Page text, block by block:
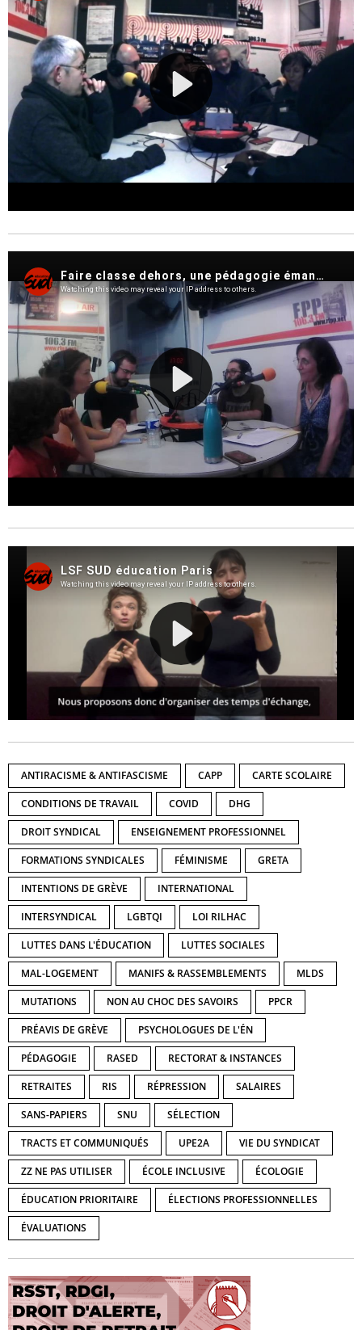
ANTIRACISME & ANTIFASCISME CAPP CARTE SCOLAIRE
CONDITIONS DE TRAVAIL COVID DHG
DROIT SYNDICAL ENSEIGNEMENT PROFESSIONNEL
FORMATIONS SYNDICALES FÉMINISME GRETA
INTENTIONS DE GRÈVE INTERNATIONAL
INTERSYNDICAL LGBTQI LOI RILHAC
LUTTES DANS L'ÉDUCATION LUTTES SOCIALES
MAL-LOGEMENT MANIFS & RASSEMBLEMENTS MLDS
MUTATIONS NON AU CHOC DES SAVOIRS PPCR
PRÉAVIS DE GRÈVE PSYCHOLOGUES DE L'ÉN
PÉDAGOGIE RASED RECTORAT & INSTANCES
RETRAITES RIS RÉPRESSION SALAIRES
SANS-PAPIERS SNU SÉLECTION
TRACTS ET COMMUNIQUÉS UPE2A VIE DU SYNDICAT
ZZ NE PAS UTILISER ÉCOLE INCLUSIVE ÉCOLOGIE
ÉDUCATION PRIORITAIRE ÉLECTIONS PROFESSIONNELLES
ÉVALUATIONS